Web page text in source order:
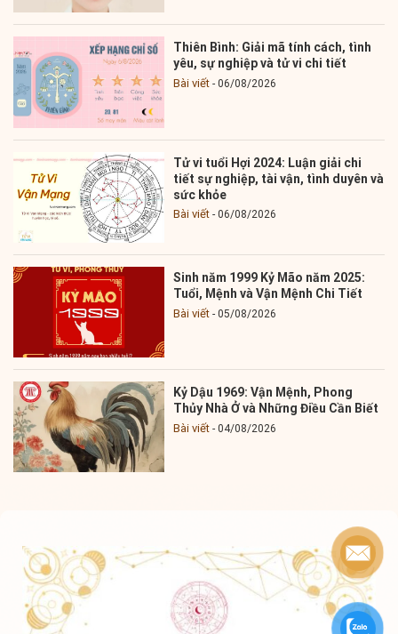
Thiên Bình: Giải mã tính cách, tình
yêu, sự nghiệp và tử vi chi tiết
Bài viết 06/08/2026
Tử vi tuổi Hợi 2024: Luận giải chi
tiết sự nghiệp, tài vận, tình duyên và
sức khỏe
Bài viết 06/08/2026
Sinh năm 1999 Kỷ Mão năm 2025:
Tuổi, Mệnh và Vận Mệnh Chi Tiết
Bài viết 05/08/2026
Kỷ Dậu 1969: Vận Mệnh, Phong
Thủy Nhà Ở và Những Điều Cần Biết
Bài viết 04/08/2026